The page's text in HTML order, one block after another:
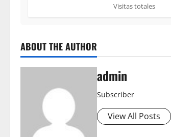
Visitas totales
ABOUT THE AUTHOR
admin
Subscriber
View All Posts